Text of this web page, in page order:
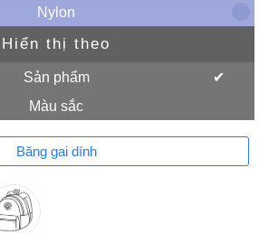
Nylon
Hiển thị theo
Sản phẩm
Màu sắc
Băng gai dính